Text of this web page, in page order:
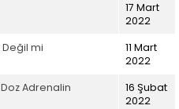
17 Mart
2022
mi
11 Mart
2022
Adrenalin
16 Şubat
2022